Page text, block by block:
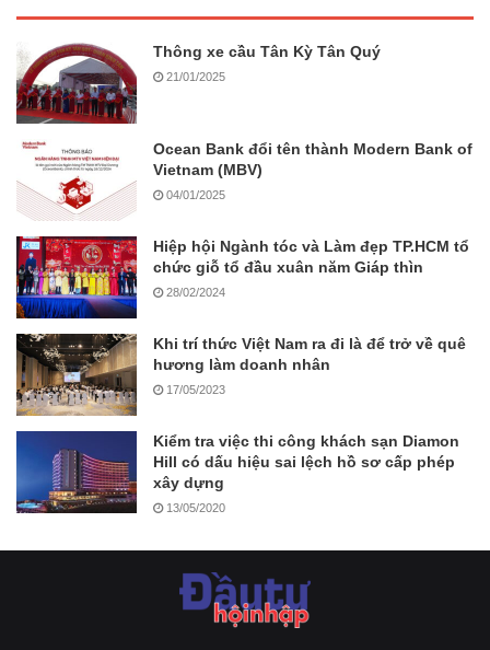
Thông xe cầu Tân Kỳ Tân Quý
21/01/2025
Ocean Bank đổi tên thành Modern Bank of
Vietnam (MBV)
04/01/2025
Hiệp hội Ngành tóc và Làm đẹp TP.HCM tổ
chức giỗ tổ đầu xuân năm Giáp thìn
28/02/2024
Khi trí thức Việt Nam ra đi là để trở về quê
hương làm doanh nhân
17/05/2023
Kiểm tra việc thi công khách sạn Diamon
Hill có dấu hiệu sai lệch hồ sơ cấp phép
xây dựng
13/05/2020